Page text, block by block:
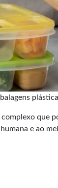
que
e ao